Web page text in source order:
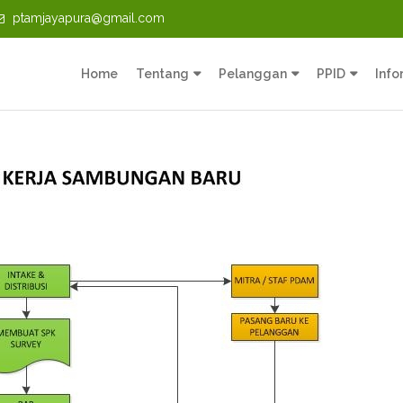
ptamjayapura@gmail.com
Home Tentang Pelanggan PPID